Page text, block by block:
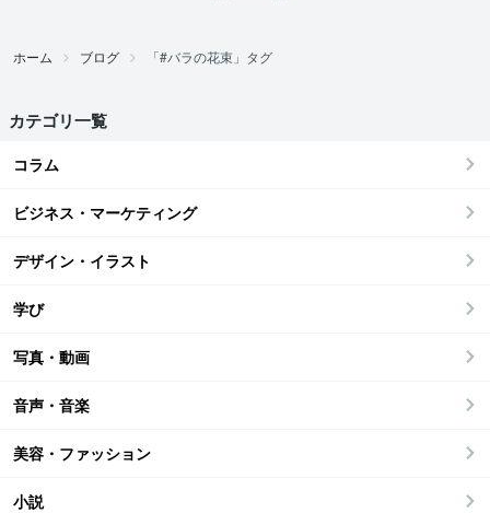
ホーム ブログ 「#バラの花束」タグ
カテゴリ一覧
コラム
ビジネス・マーケティング
デザイン・イラスト
学び
写真・動画
音声・音楽
美容・ファッション
小説